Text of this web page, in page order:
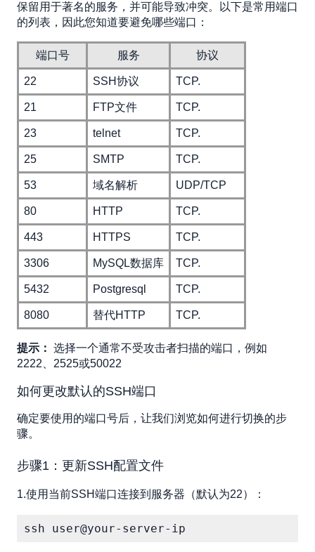
保留用于著名的服务，并可能导致冲突。以下是常用端口
的列表，因此您知道要避免哪些端口：
端口号 服务 协议
22 SSH协议 TCP.
21 FTP文件 TCP.
23 telnet TCP.
25 SMTP TCP.
53 域名解析 UDP/TCP
80 HTTP TCP.
443 HTTPS TCP.
3306 MySQL数据库 TCP.
5432 Postgresql TCP.
8080 替代HTTP TCP.
提示： 选择一个通常不受攻击者扫描的端口，例如
2222、2525或50022
如何更改默认的SSH端口
确定要使用的端口号后，让我们浏览如何进行切换的步
骤。
步骤1：更新SSH配置文件
1.使用当前SSH端口连接到服务器（默认为22）：
ssh user@your-server-ip